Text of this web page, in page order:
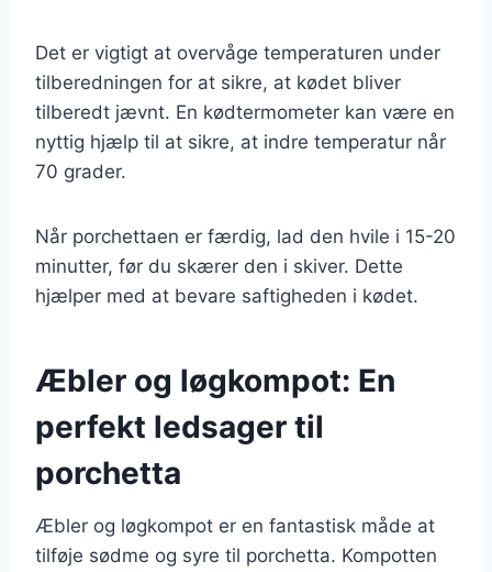
Det er vigtigt at overvåge temperaturen under
tilberedningen for at sikre, at kødet bliver
tilberedt jævnt. En kødtermometer kan være en
nyttig hjælp til at sikre, at indre temperatur når
70 grader.
Når porchettaen er færdig, lad den hvile i 15-20
minutter, før du skærer den i skiver. Dette
hjælper med at bevare saftigheden i kødet.
Æbler og løgkompot: En
perfekt ledsager til
porchetta
Æbler og løgkompot er en fantastisk måde at
tilføje sødme og syre til porchetta. Kompotten